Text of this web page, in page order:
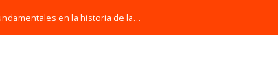
Las 15 misiones espaciales fundamentales en la historia de la humanidad